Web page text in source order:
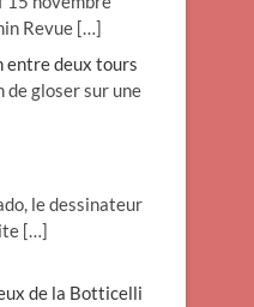
Revue […]
deux tours
de gloser sur une
le dessinateur
[…]
de la Botticelli